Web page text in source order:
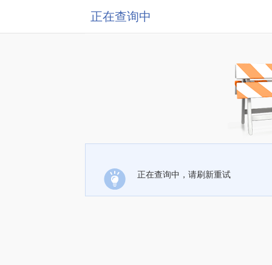
正在查询中
正在查询中，请刷新重试